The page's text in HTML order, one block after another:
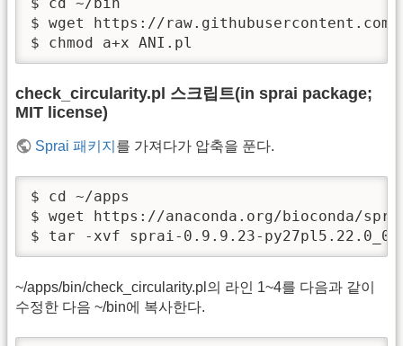
$ wget https://
$ chmod a+x ANI.pl
check_circularity.pl 스크립트(in sprai package;
MIT license)
Sprai 패키지 를 가져다가 압축을 푼다.
$ cd ~/apps
$ wget https://anaconda.org/bioconda/
$ tar -xvf sprai-0.9.9.23-
~/apps/bin/check_circularity.pl의 라인 1~4를 다음과 같이
수정한 다음 ~/bin에 복사한다.